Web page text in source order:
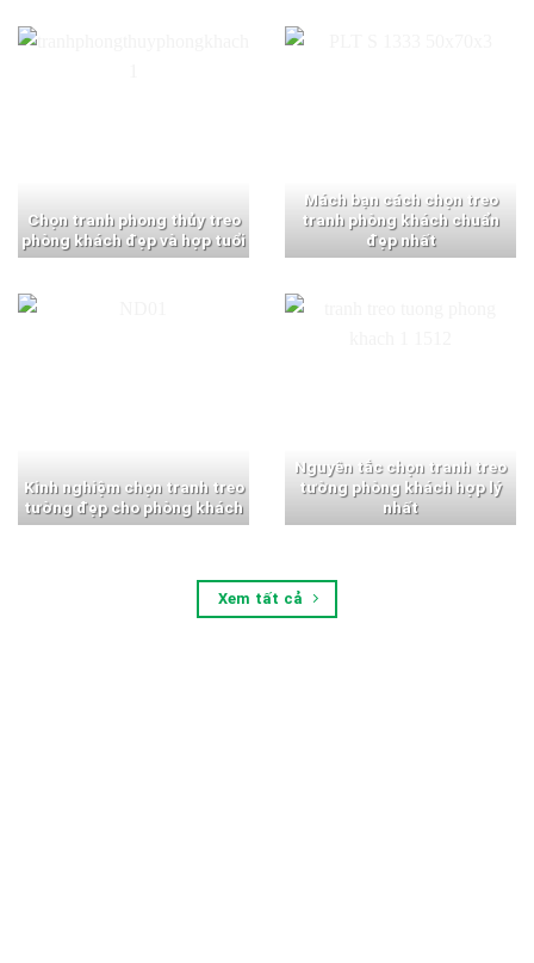
Chọn tranh phong thủy treo
phòng khách đẹp và hợp tuổi
Mách bạn cách chọn treo
tranh phòng khách chuẩn
đẹp nhất
Kinh nghiệm chọn tranh treo
tường đẹp cho phòng khách
Nguyên tắc chọn tranh treo
tường phòng khách hợp lý
nhất
Xem tất cả